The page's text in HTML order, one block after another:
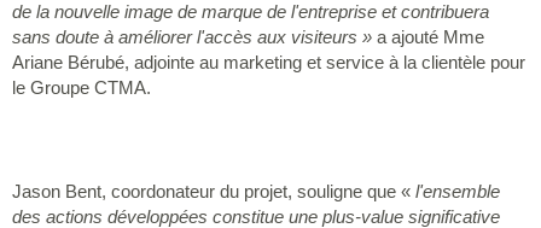
de la nouvelle image de marque de l'entreprise et contribuera
sans doute à améliorer l'accès aux visiteurs » a ajouté Mme
Ariane Bérubé, adjointe au marketing et service à la clientèle pour
le Groupe CTMA.
Jason Bent, coordonateur du projet, souligne que « l'ensemble
des actions développées constitue une plus-value significative